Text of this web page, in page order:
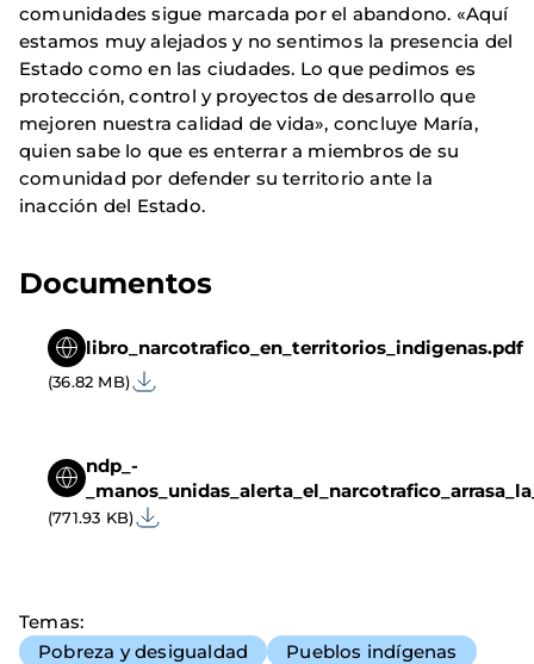
comunidades sigue marcada por el abandono. «Aquí
estamos muy alejados y no sentimos la presencia del
Estado como en las ciudades. Lo que pedimos es
protección, control y proyectos de desarrollo que
mejoren nuestra calidad de vida», concluye María,
quien sabe lo que es enterrar a miembros de su
comunidad por defender su territorio ante la
inacción del Estado.
Documentos
libro_narcotrafico_en_territorios_indigenas.pdf
(36.82 MB)
ndp_-
(771.93 KB)
Temas
Pobreza y desigualdad
Pueblos indígenas